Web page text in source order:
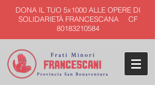
DONA IL TUO 5x1000 ALLE OPERE DI
SOLIDARIETÀ FRANCESCANA CF
80183210584